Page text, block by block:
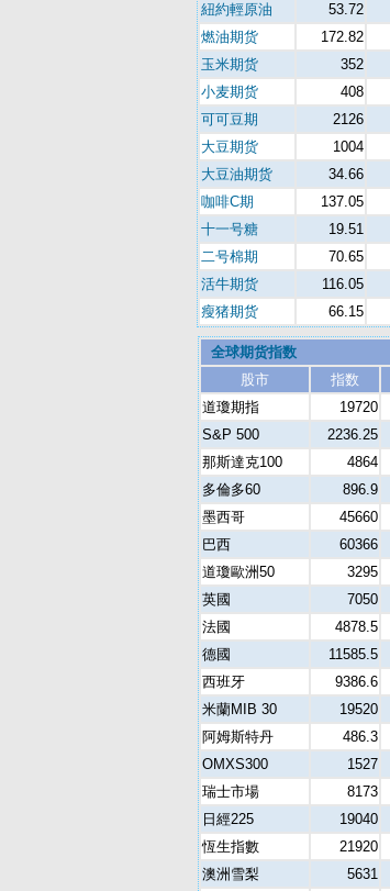
紐約輕原油
53.72
燃油期货
172.82
玉米期货
352
小麦期货
408
可可豆期
2126
大豆期货
1004
大豆油期货
34.66
咖啡C期
137.05
十一号糖
19.51
二号棉期
70.65
活牛期货
116.05
瘦猪期货
66.15
全球期货指数
股市
指数
道瓊期指
19720
S&P 500
2236.25
那斯達克100
4864
多倫多60
896.9
墨西哥
45660
巴西
60366
道瓊歐洲50
3295
英國
7050
法國
4878.5
德國
11585.5
西班牙
9386.6
米蘭MIB 30
19520
阿姆斯特丹
486.3
OMXS300
1527
瑞士市場
8173
日經225
19040
恆生指數
21920
澳洲雪梨
5631